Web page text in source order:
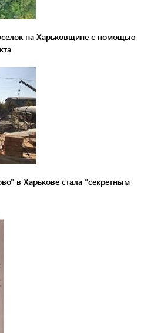
на Харьковщине с помощью
в Харькове стала "секретным